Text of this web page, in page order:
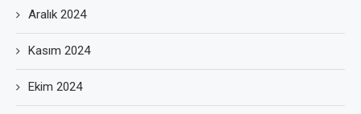
Aralık 2024
Kasım 2024
Ekim 2024